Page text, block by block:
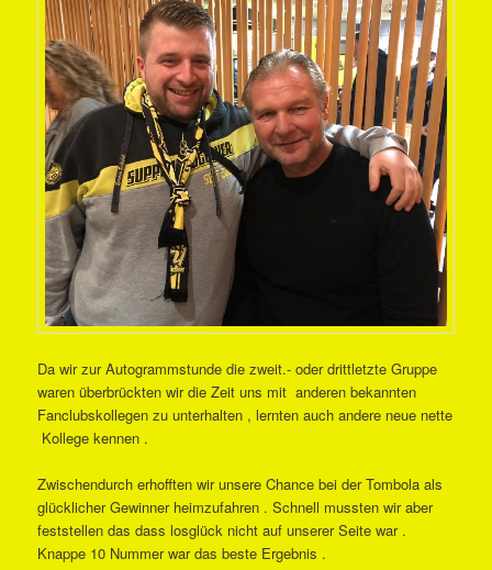
Da wir zur Autogrammstunde die zweit.- oder drittletzte Gruppe
waren überbrückten wir die Zeit uns mit anderen bekannten
Fanclubskollegen zu unterhalten , lernten auch andere neue nette
Kollege kennen .
Zwischendurch erhofften wir unsere Chance bei der Tombola als
glücklicher Gewinner heimzufahren . Schnell mussten wir aber
feststellen das dass losglück nicht auf unserer Seite war .
Knappe 10 Nummer war das beste Ergebnis .